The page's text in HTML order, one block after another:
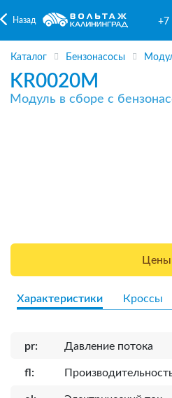
Назад +7
Каталог Бензонасосы
KR0020M
Модуль в сборе с
Цены
Характеристики Кроссы
pr: Давление потока
fl: